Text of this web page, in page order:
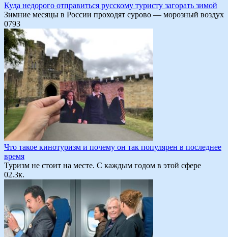
Куда недорого отправиться русскому туристу загорать зимой
Зимние месяцы в России проходят сурово — морозный воздух
0793
Что такое кинотуризм и почему он так популярен в последнее
время
Туризм не стоит на месте. С каждым годом в этой сфере
02.3к.